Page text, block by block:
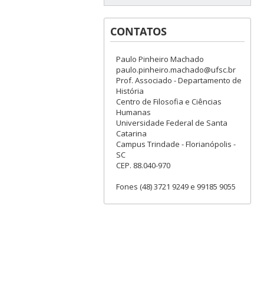
CONTATOS
Paulo Pinheiro Machado
paulo.pinheiro.machado@ufsc.br
Prof. Associado - Departamento de
História
Centro de Filosofia e Ciências
Humanas
Universidade Federal de Santa
Catarina
Campus Trindade - Florianópolis -
SC
CEP. 88.040-970
Fones (48) 3721 9249 e 99185 9055